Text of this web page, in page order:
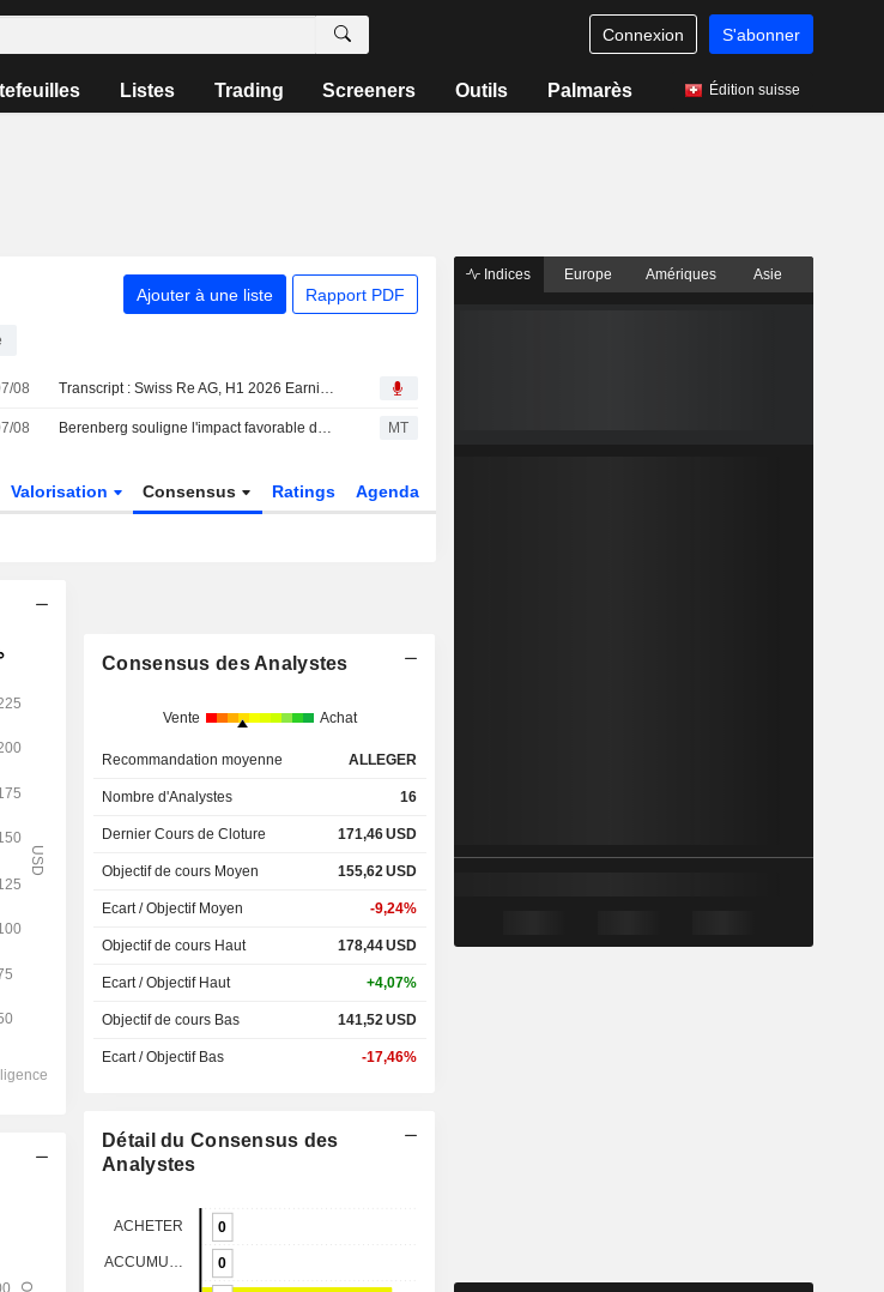
Connexion S'abonner
Listes Trading Screeners Outils Palmarès Édition suisse
Ajouter à une liste Rapport PDF
08 Transcript : Swiss Re AG, H1 2026 Earnings Call, Aug 06, 2026
08 Berenberg souligne l'impact favorable de la météo sur les résultats de Swiss Re au T2 ; prévisions mises à jour MT
Valorisation Consensus Ratings Agenda
Consensus des Analystes
Vente Achat
Recommandation moyenne ALLEGER
Nombre d'Analystes 16
Dernier Cours de Cloture 171,46USD
Objectif de cours Moyen 155,62USD
Ecart / Objectif Moyen -9,24%
Objectif de cours Haut 178,44USD
Ecart / Objectif Haut +4,07%
Objectif de cours Bas 141,52USD
Ecart / Objectif Bas -17,46%
Détail du Consensus des
Analystes
Indices Europe Amériques Asie